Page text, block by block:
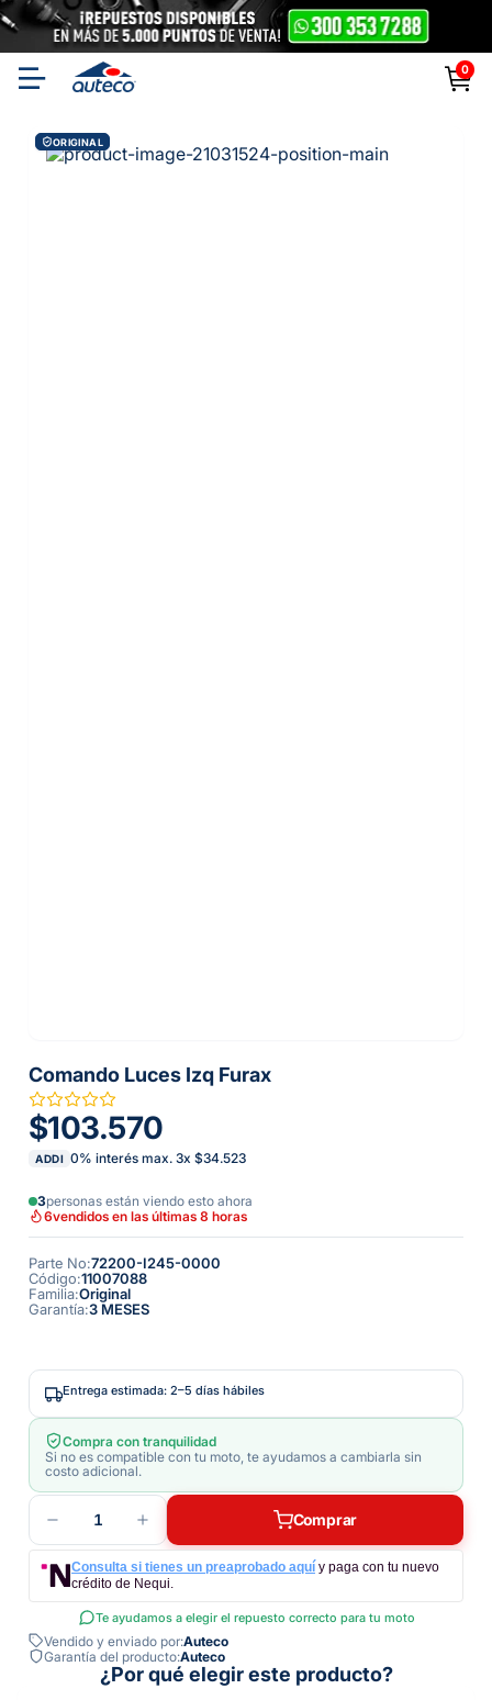
0
ORIGINAL
Comando Luces Izq Furax
$103.570
ADDI 0% interés max. 3x $34.523
3personas están viendo esto ahora
6vendidos en las últimas 8 horas
Parte No:72200-I245-0000
Código:11007088
Familia:Original
Garantía:3 MESES
Entrega estimada: 2–5 días hábiles
Compra con tranquilidad
Si no es compatible con tu moto, te ayudamos a cambiarla sin
costo adicional.
1 Comprar
Consulta si tienes un preaprobado aquí y paga con tu nuevo
crédito de Nequi.
Te ayudamos a elegir el repuesto correcto para tu moto
Vendido y enviado por:Auteco
Garantía del producto:Auteco
¿Por qué elegir este producto?